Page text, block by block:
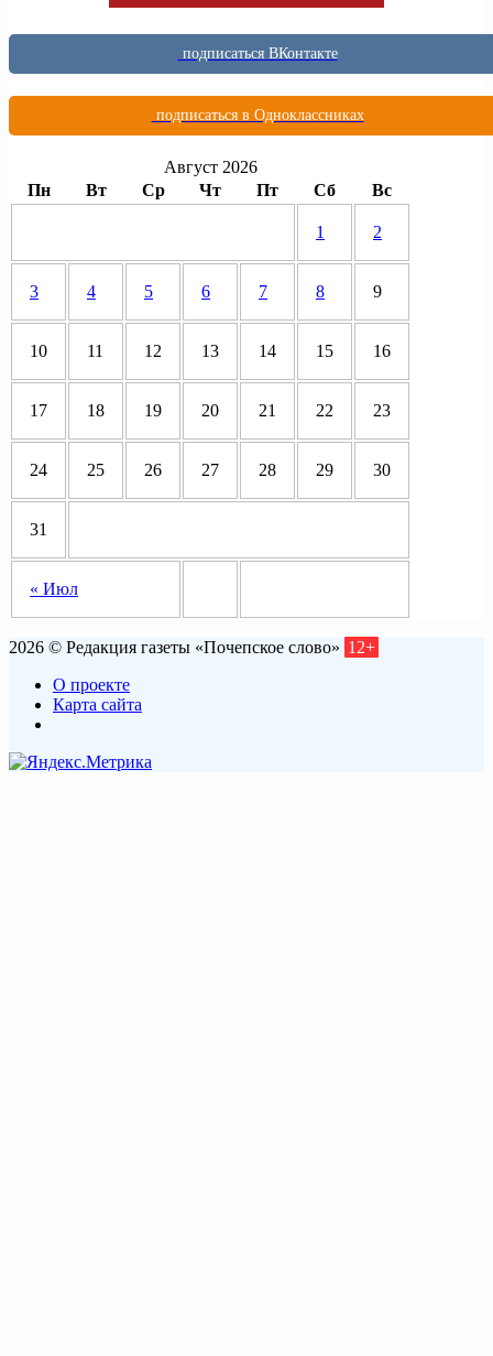
подписаться ВКонтакте
подписаться в Одноклассниках
Август 2026
Пн
Вт Ср Чт Пт Сб Вс
« Июл
1 2
3 4 5 6 7 8 9
10 11 12 13 14 15 16
17 18 19 20 21 22 23
24 25 26 27 28 29 30
31
2026 © Редакция газеты «Почепское слово» 12+
О проекте
Карта сайта